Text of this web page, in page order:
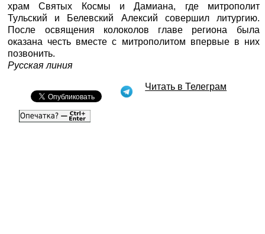
храм Святых Космы и Дамиана, где митрополит
Тульский и Белевский Алексий совершил литургию.
После освящения колоколов главе региона была
оказана честь вместе с митрополитом впервые в них
позвонить.
Русская линия
Читать в Телеграм